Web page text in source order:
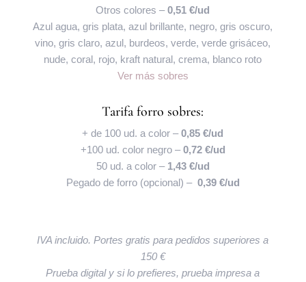
Otros colores –0,51 €/ud
Azul agua, gris plata, azul brillante, negro, gris oscuro,
vino, gris claro, azul, burdeos, verde, verde grisáceo,
nude, coral, rojo, kraft natural, crema, blanco roto
Ver más sobres
Tarifa forro sobres:
+ de 100 ud. a color –0,85 €/ud
+100 ud. color negro –0,72 €/ud
50 ud. a color – 1,43 €/ud
Pegado de forro (opcional) – 0,39 €/ud
IVA incluido. Portes gratis para pedidos superiores a
150 €
Prueba digital y si lo prefieres, prueba impresa a